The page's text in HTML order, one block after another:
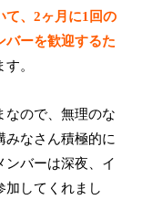
て、2ヶ月に1回の
バーを歓迎するた
。
なので、無理のな
みなさん積極的に
ンバーは深夜、イ
加してくれまし